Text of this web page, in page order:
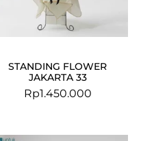
STANDING FLOWER
JAKARTA 33
Rp1.450.000